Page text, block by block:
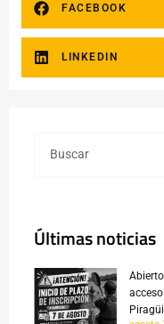
FACEBOOK
LINKEDIN
Últimas noticias